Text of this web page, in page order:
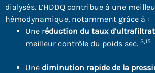
dialysés. L’HDDQ contribue à une
hémodynamique, notamment grâce à :
Une réduction du taux
meilleur contrôle du poids sec. 3,15
Une diminution rapide de la